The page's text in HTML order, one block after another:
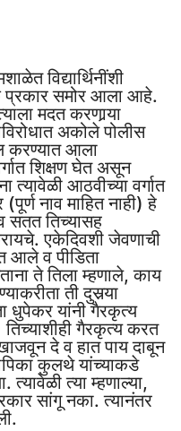
विद्यार्थिनींशी
प्रकार समोर आला आहे.
मदत करणार्‍या
अकोले पोलीस
करण्यात आला
शिक्षण घेत असून
त्यावेळी आठवीच्या वर्गात
नाव माहित नाही) हे
सतत तिच्यासह
एकेदिवशी जेवणाची
आले व पीडिता
ते तिला म्हणाले, काय
ती दुसर्‍या
धुपेकर यांनी गैरकृत्य
गैरकृत्य करत
दे व हात पाय दाबून
कुलथे यांच्याकडे
त्यावेळी त्या म्हणाल्या,
सांगू नका. त्यानंतर